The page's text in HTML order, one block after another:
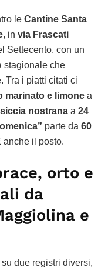
le Cantine Santa
, in via Frascati
Settecento, con un
stagionale che
Tra i piatti citati ci
marinato e limone a
nostrana a 24
parte da 60
anche il posto.
orto e
da
e
due registri diversi,